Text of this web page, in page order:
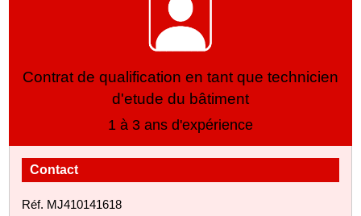
Contrat de qualification en tant que technicien
d'etude du bâtiment
1 à 3 ans d'expérience
Contact
Réf. MJ410141618